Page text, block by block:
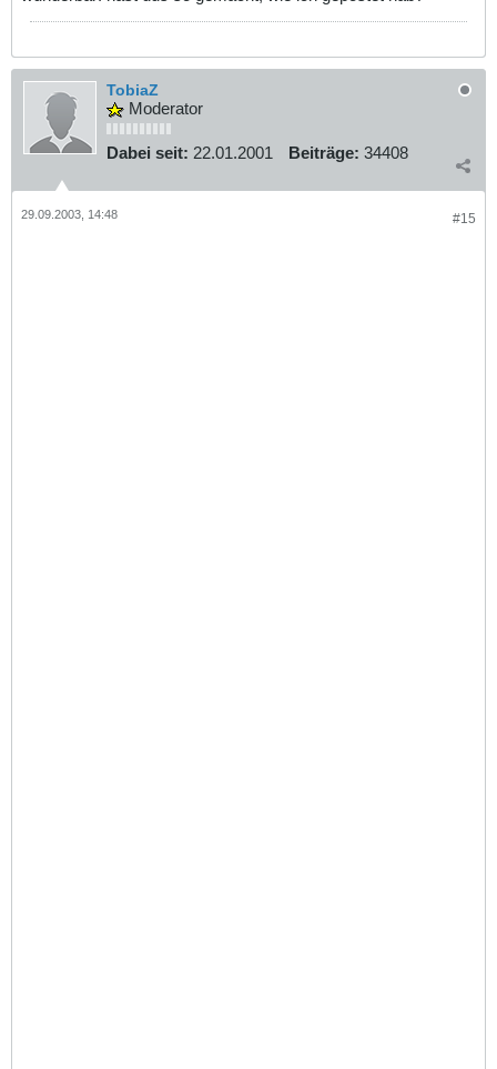
TobiaZ
Moderator
Dabei seit: 22.01.2001 Beiträge: 34408
#15
29.09.2003, 14:48